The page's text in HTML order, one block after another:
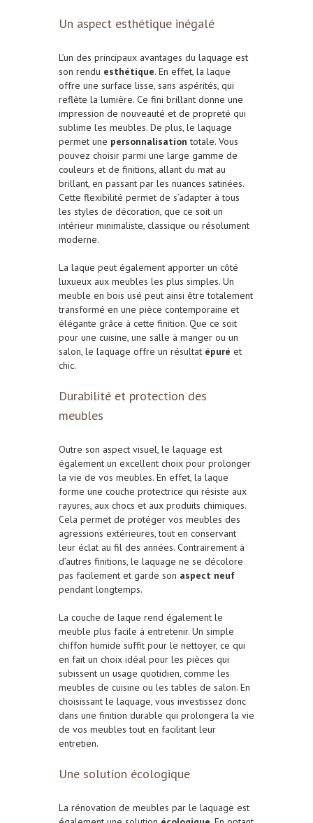
Un aspect esthétique inégalé
L’un des principaux avantages du laquage est
son rendu esthétique. En effet, la laque
offre une surface lisse, sans aspérités, qui
reflète la lumière. Ce fini brillant donne une
impression de nouveauté et de propreté qui
sublime les meubles. De plus, le laquage
permet une personnalisation totale. Vous
pouvez choisir parmi une large gamme de
couleurs et de finitions, allant du mat au
brillant, en passant par les nuances satinées.
Cette flexibilité permet de s’adapter à tous
les styles de décoration, que ce soit un
intérieur minimaliste, classique ou résolument
moderne.
La laque peut également apporter un côté
luxueux aux meubles les plus simples. Un
meuble en bois usé peut ainsi être totalement
transformé en une pièce contemporaine et
élégante grâce à cette finition. Que ce soit
pour une cuisine, une salle à manger ou un
salon, le laquage offre un résultat épuré et
chic.
Durabilité et protection des
meubles
Outre son aspect visuel, le laquage est
également un excellent choix pour prolonger
la vie de vos meubles. En effet, la laque
forme une couche protectrice qui résiste aux
rayures, aux chocs et aux produits chimiques.
Cela permet de protéger vos meubles des
agressions extérieures, tout en conservant
leur éclat au fil des années. Contrairement à
d’autres finitions, le laquage ne se décolore
pas facilement et garde son aspect neuf
pendant longtemps.
La couche de laque rend également le
meuble plus facile à entretenir. Un simple
chiffon humide suffit pour le nettoyer, ce qui
en fait un choix idéal pour les pièces qui
subissent un usage quotidien, comme les
meubles de cuisine ou les tables de salon. En
choisissant le laquage, vous investissez donc
dans une finition durable qui prolongera la vie
de vos meubles tout en facilitant leur
entretien.
Une solution écologique
La rénovation de meubles par le laquage est